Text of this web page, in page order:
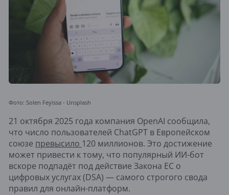
Фото: Solen Feyissa - Unsplash
21 октября 2025 года компания OpenAI сообщила,
что число пользователей ChatGPT в Европейском
союзе превысило 120 миллионов. Это достижение
может привести к тому, что популярный ИИ-бот
вскоре подпадёт под действие Закона ЕС о
цифровых услугах (DSA) — самого строгого свода
правил для онлайн-платформ.